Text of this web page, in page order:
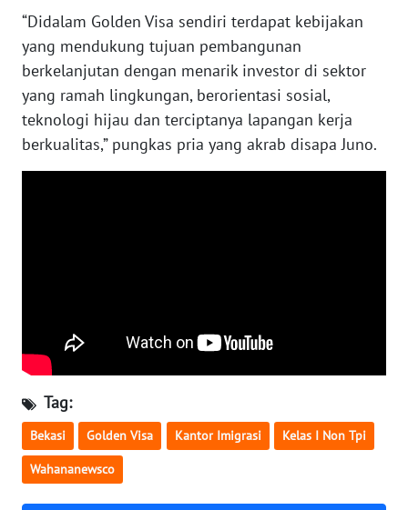
“Didalam Golden Visa sendiri terdapat kebijakan
yang mendukung tujuan pembangunan
berkelanjutan dengan menarik investor di sektor
yang ramah lingkungan, berorientasi sosial,
teknologi hijau dan terciptanya lapangan kerja
berkualitas,” pungkas pria yang akrab disapa Juno.
Tag:
Bekasi Golden Visa Kantor Imigrasi Kelas I Non Tpi
Wahananewsco
RIAU
WN
SERAMBI
WN
WN
SULTENG
WN
SULBAR
WN